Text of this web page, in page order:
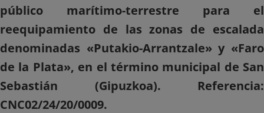
público marítimo-terrestre para el
reequipamiento de las zonas de escalada
denominadas «Putakio-Arrantzale» y «Faro
de la Plata», en el término municipal de San
Sebastián (Gipuzkoa). Referencia:
CNC02/24/20/0009.